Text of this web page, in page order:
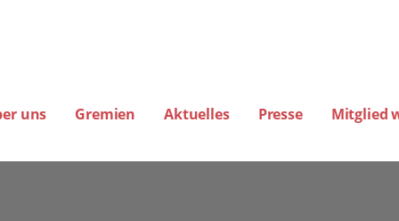
uns Gremien Aktuelles Presse Mitglied